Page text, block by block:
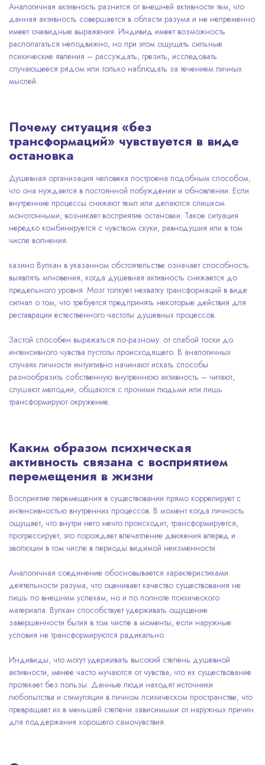
Аналогичная активность разнится от внешней активности тем, что
данная активность совершается в области разума и не непременно
имеет очевидные выражения. Индивид имеет возможность
располагаться неподвижно, но при этом ощущать сильные
психические явления – рассуждать, грезить, исследовать
случающееся рядом или только наблюдать за течением личных
мыслей.
Почему ситуация «без
трансформаций» чувствуется в виде
остановка
Душевная организация человека построена подобным способом,
что она нуждается в постоянной побуждении и обновлении. Если
внутренние процессы снижают темп или делаются слишком
монотонными, возникает восприятие остановки. Такое ситуация
нередко комбинируется с чувством скуки, равнодушия или в том
числе волнения.
казино Вулкан в указанном обстоятельстве означает способность
выявлять мгновения, когда душевная активность снижается до
предельного уровня. Мозг толкует нехватку трансформаций в виде
сигнал о том, что требуется предпринять некоторые действия для
реставрации естественного частоты душевных процессов.
Застой способен выражаться по-разному: от слабой тоски до
интенсивного чувства пустоты происходящего. В аналогичных
случаях личности интуитивно начинают искать способы
разнообразить собственную внутреннюю активность – читают,
слушают мелодии, общаются с прочими людьми или лишь
трансформируют окружение.
Каким образом психическая
активность связана с восприятием
перемещения в жизни
Восприятие перемещения в существовании прямо коррелирует с
интенсивностью внутренних процессов. В момент когда личность
ощущает, что внутри него нечто происходит, трансформируется,
прогрессирует, это порождает впечатление движения вперед и
эволюции в том числе в периоды видимой неизменности.
Аналогичная соединение обосновывается характеристиками
деятельности разума, что оценивает качество существования не
лишь по внешним успехам, но и по полноте психического
материала. Вулкан способствует удерживать ощущение
завершенности бытия в том числе в моменты, если наружные
условия не трансформируются радикально.
Индивиды, что могут удерживать высокий степень душевной
активности, менее часто мучаются от чувства, что их существование
протекает без пользы. Данные люди находят источники
любопытства и стимуляции в личном психическом пространстве, что
превращает их в меньшей степени зависимыми от наружных причин
для поддержания хорошего самочувствия.